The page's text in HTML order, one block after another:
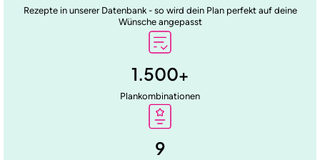
Rezepte in unserer Datenbank - so wird dein Plan perfekt auf deine
Wünsche angepasst
1.500+
Plankombinationen
9